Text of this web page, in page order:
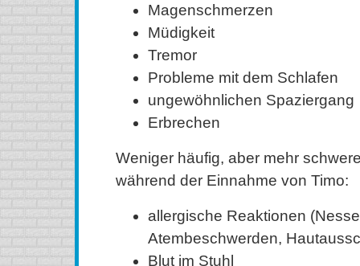
Magenschmerzen
Müdigkeit
Tremor
Probleme mit dem Schlafen
ungewöhnlichen Spaziergang
Erbrechen
Weniger häufig, aber mehr
während der Einnahme von Timo:
allergische Reaktionen
Atembeschwerden,
Blut im Stuhl